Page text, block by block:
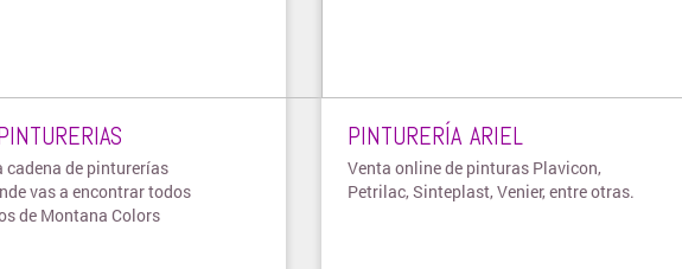
cadena de pinturerías
vas a encontrar todos
de Montana Colors
PINTURERÍA ARIEL
Venta online de pinturas Plavicon,
Petrilac, Sinteplast, Venier, entre otras.